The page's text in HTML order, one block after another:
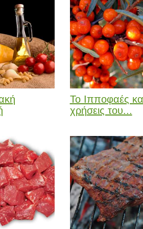
Το Ιπποφαές
χρήσεις του...